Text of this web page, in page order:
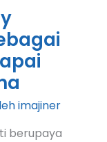
imajiner
berupaya